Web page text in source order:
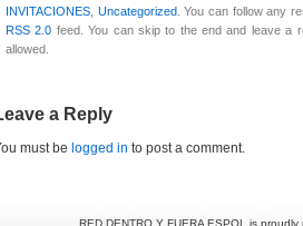
INVITACIONES Uncategorized. You can follow any
RSS 2.0 feed. You can skip to the end and leave a
allowed.
a Reply
must be logged in to post a comment.
RED DENTRO Y FUERA ESPOL is proudly